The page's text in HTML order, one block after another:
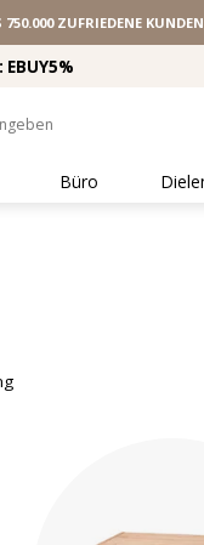
750.000 ZUFRIEDENE KUNDEN
EBUY5%
Büro